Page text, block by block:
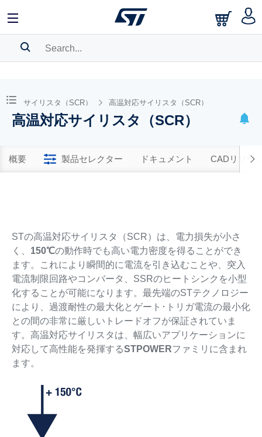
BOOKMARK
Pleaselog into show your saved searches.
サイリスタ（SCR） 高温対応サイリスタ（SCR）
高温対応サイリスタ（SCR）
概要 製品セレクター ドキュメント CADリソー
STの高温対応サイリスタ（SCR）は、電力損失が小さ
く、 150℃の動作時でも高い電力密度を得ることができ
ます。これにより瞬間的に電流を引き込むことや、突入
電流制限回路やコンバータ、SSRのヒートシンクを小型
化することが可能になります。最先端のSTテクノロジー
により、過渡耐性の最大化とゲート･トリガ電流の最小化
との間の非常に厳しいトレードオフが保証されていま
す。高温対応サイリスタは、幅広いアプリケーションに
対応して高性能を発揮するSTPOWERファミリに含まれ
ます。